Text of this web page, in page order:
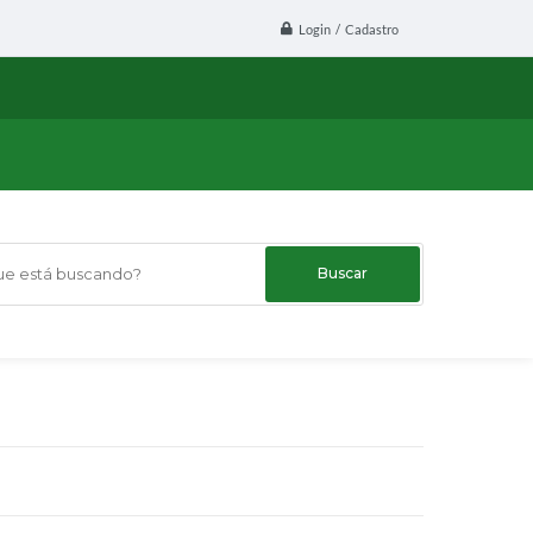
Login / Cadastro
está buscando?